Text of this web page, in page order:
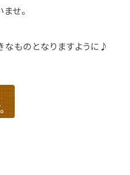
せ。
なものとなりますように♪